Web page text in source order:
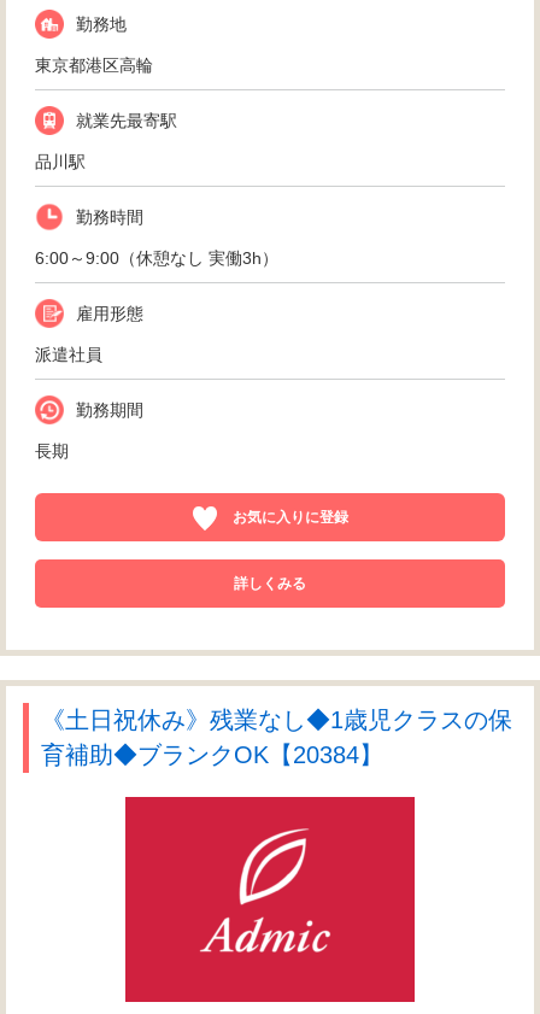
勤務地
東京都港区高輪
就業先最寄駅
品川駅
勤務時間
6:00～9:00（休憩なし 実働3h）
雇用形態
派遣社員
勤務期間
長期
お気に入りに登録
詳しくみる
《土日祝休み》残業なし◆1歳児クラスの保
育補助◆ブランクOK【20384】